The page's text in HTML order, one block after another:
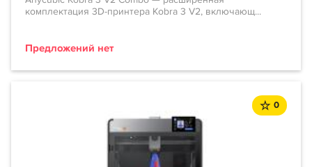
комплектация 3D-принтера Kobra 3 V2, включающ...
Предложений нет
0